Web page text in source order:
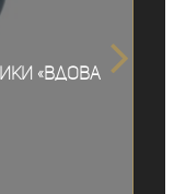
«Вдова